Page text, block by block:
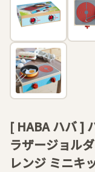
[ HABA ハバ ]
ラザージョル
レンジ ミニキ